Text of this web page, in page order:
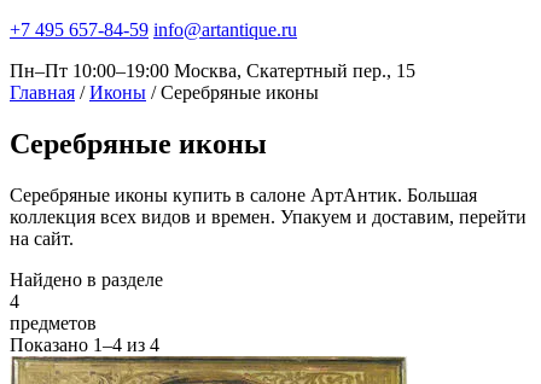
+7 495 657-84-59 info@artantique.ru
Пн–Пт 10:00–19:00 Москва, Скатертный пер., 15
Главная / Иконы / Cеребряные иконы
Cеребряные иконы
Серебряные иконы купить в салоне АртАнтик. Большая
коллекция всех видов и времен. Упакуем и доставим, перейти
на сайт.
Найдено в разделе
4
предметов
Показано 1–4 из 4